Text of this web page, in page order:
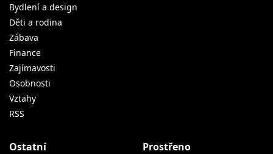
Bydlení a design
Děti a rodina
Zábava
Finance
Zajímavosti
Osobnosti
Vztahy
RSS
Ostatní Prostřeno